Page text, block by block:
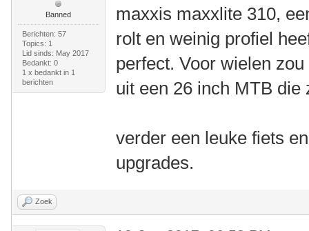
Banned
Berichten: 57
Topics: 1
Lid sinds: May 2017
Bedankt: 0
1 x bedankt in 1
berichten
maxxis maxxlite 310,
rolt en weinig profiel
perfect. Voor wielen
uit een 26 inch MTB die
verder een leuke fiets
upgrades.
Zoek